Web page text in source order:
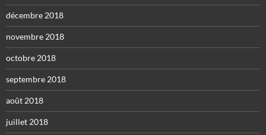
décembre 2018
novembre 2018
octobre 2018
septembre 2018
août 2018
juillet 2018